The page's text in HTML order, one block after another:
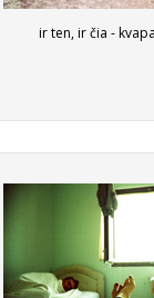
ir ten, ir čia -